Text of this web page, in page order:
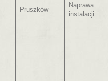
Pruszków
Naprawa
instalacji